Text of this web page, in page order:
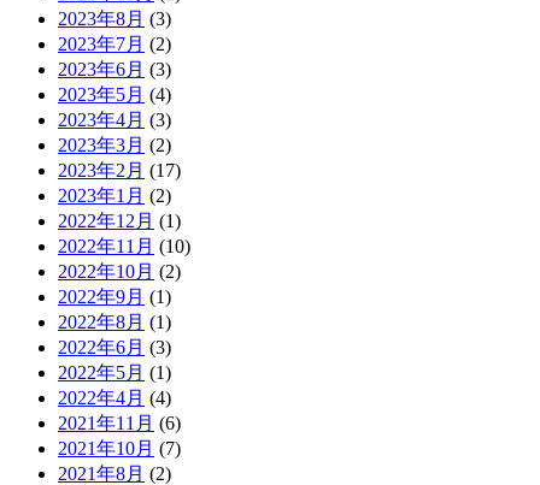
2023年8月 (3)
2023年7月 (2)
2023年6月 (3)
2023年5月 (4)
2023年4月 (3)
2023年3月 (2)
2023年2月 (17)
2023年1月 (2)
2022年12月 (1)
2022年11月 (10)
2022年10月 (2)
2022年9月 (1)
2022年8月 (1)
2022年6月 (3)
2022年5月 (1)
2022年4月 (4)
2021年11月 (6)
2021年10月 (7)
2021年8月 (2)